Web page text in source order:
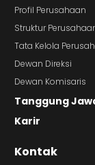
Profil Perusahaan
Struktur
Tata Kelola
Dewan Direksi
Dewan Komisaris
Tanggung
Karir
Kontak